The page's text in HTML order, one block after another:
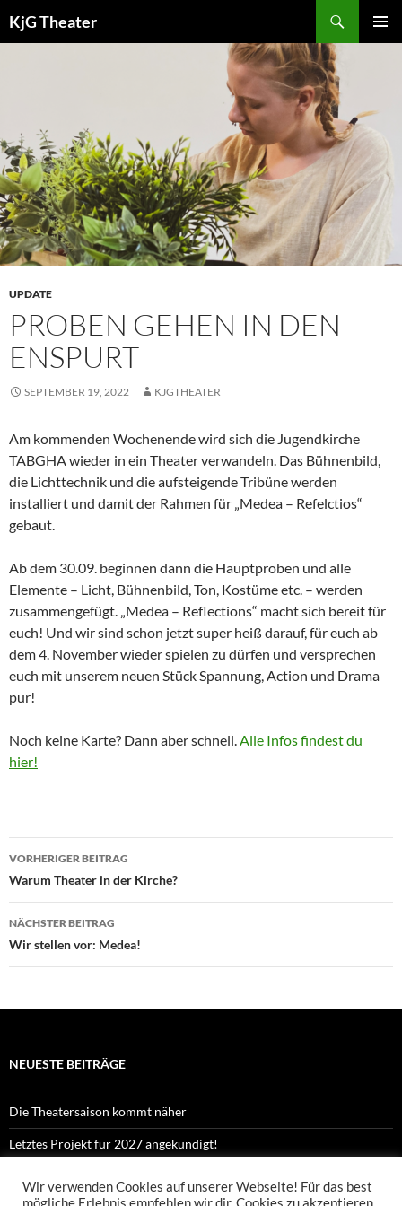
Inhalt
KjG Theater
UPDATE
PROBEN GEHEN IN DEN
ENSPURT
SEPTEMBER 19, 2022 KJGTHEATER
Am kommenden Wochenende wird sich die Jugendkirche
TABGHA wieder in ein Theater verwandeln. Das Bühnenbild,
die Lichttechnik und die aufsteigende Tribüne werden
installiert und damit der Rahmen für „Medea – Refelctios“
gebaut.
Ab dem 30.09. beginnen dann die Hauptproben und alle
Elemente – Licht, Bühnenbild, Ton, Kostüme etc. – werden
zusammengefügt. „Medea – Reflections“ macht sich bereit für
euch! Und wir sind schon jetzt super heiß darauf, für euch ab
dem 4. November wieder spielen zu dürfen und versprechen
euch mit unserem neuen Stück Spannung, Action und Drama
pur!
Noch keine Karte? Dann aber schnell.Alle Infos findest du
hier!
Beitragsnavigation
VORHERIGER BEITRAG
Warum Theater in der Kirche?
NÄCHSTER BEITRAG
Wir stellen vor: Medea!
NEUESTE BEITRÄGE
Die Theatersaison kommt näher
Letztes Projekt für 2027 angekündigt!
Wir verwenden Cookies auf unserer Webseite! Für das best
mögliche Erlebnis empfehlen wir dir, Cookies zu akzeptieren.